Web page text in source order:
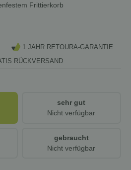
Frittierkorb
1 JAHR RETOURA-GARANTIE
RÜCKVERSAND
sehr gut
Nicht verfügbar
gebraucht
Nicht verfügbar